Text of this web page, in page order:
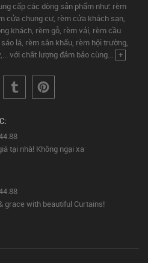
cấp các dòng sản phẩm như: rèm
cửa chung cư, rèm cửa khách sạn,
khách, rèm gỗ, rèm vải, rèm cầu
lá, rèm sân khấu, rèm hội trường,
với chất lượng đảm bảo cùng... +
tại nhà! Không ngại xa
grace with beautiful Curtains!